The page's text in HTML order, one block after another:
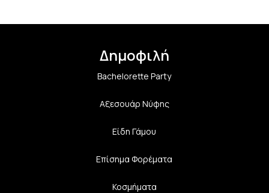
Δημοφιλή
Bachelorette Party
Αξεσουάρ Νύφης
Είδη Γάμου
Επίσημα Φορέματα
Κοσμήματα